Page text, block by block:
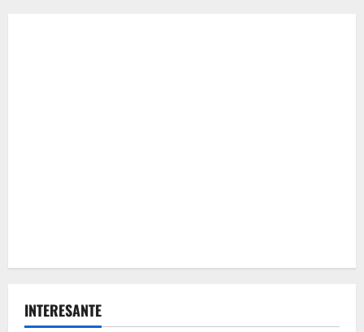
INTERESANTE